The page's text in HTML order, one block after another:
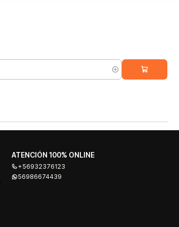
ATENCIÓN 100% ONLINE
+56932376123
56986674439